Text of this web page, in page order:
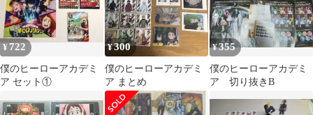
¥722
僕のヒーローアカデミ
ア セット①
¥300
僕のヒーローアカデミ
ア まとめ
¥355
僕のヒーローアカデミ
ア 切り抜きB